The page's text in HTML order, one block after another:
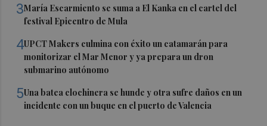
3María Escarmiento se suma a El Kanka en el cartel del
festival Epicentro de Mula
4UPCT Makers culmina con éxito un catamarán para
monitorizar el Mar Menor y ya prepara un dron
submarino autónomo
5Una batea clochinera se hunde y otra sufre daños en un
incidente con un buque en el puerto de Valencia